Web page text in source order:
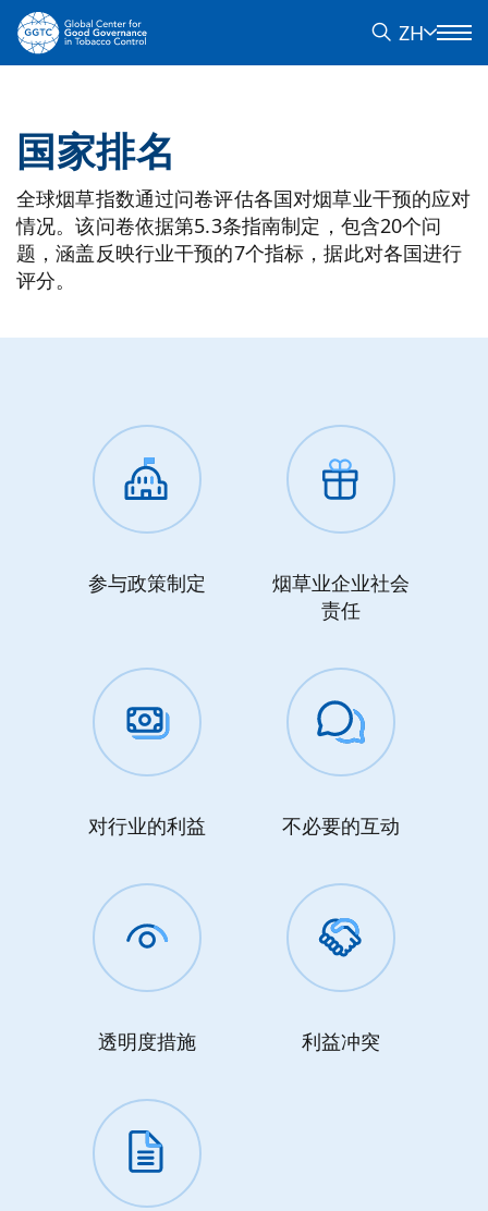
ZH
国家排名
全球烟草指数通过问卷评估各国对烟草业干预的应对
情况。该问卷依据第5.3条指南制定，包含20个问
题，涵盖反映行业干预的7个指标，据此对各国进行
评分。
参与政策制定
烟草业企业社会
责任
对行业的利益 不必要的互动
透明度措施 利益冲突